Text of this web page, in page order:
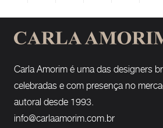
Carla Amorim é uma das designers
celebradas e com presença no
autoral desde 1993.
info@carlaamorim.com.br